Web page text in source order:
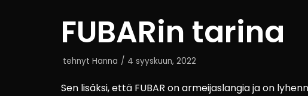
FUBARin tarina
tehnyt Hanna 4 syyskuun, 2022
Sen lisäksi, että FUBAR on armeijaslangia ja on